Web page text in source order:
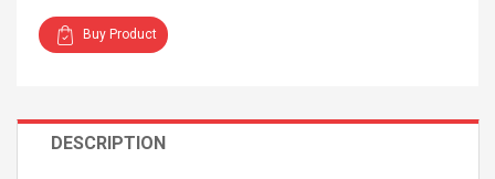
Buy Product
DESCRIPTION